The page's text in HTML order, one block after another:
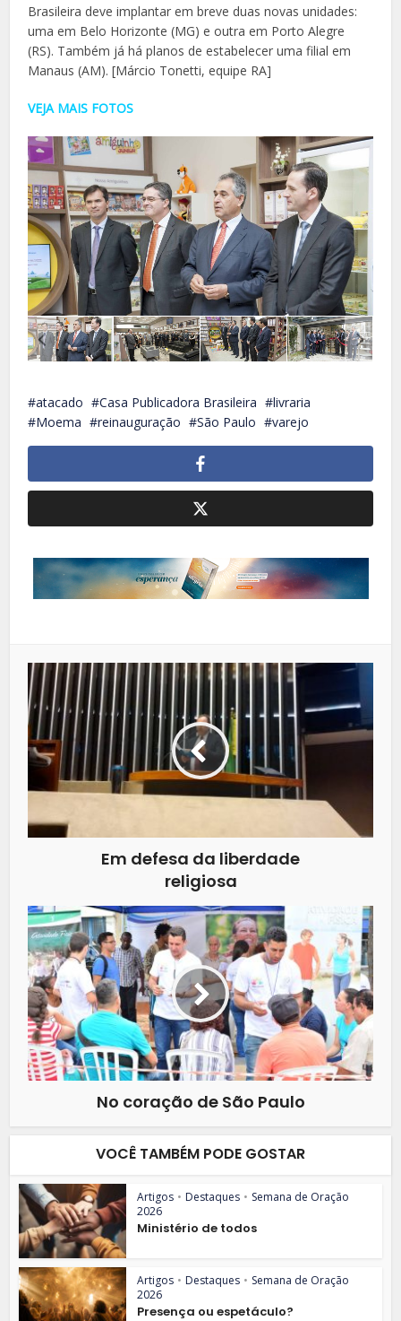
Brasileira deve implantar em breve duas novas unidades:
uma em Belo Horizonte (MG) e outra em Porto Alegre
(RS). Também já há planos de estabelecer uma filial em
Manaus (AM). [Márcio Tonetti, equipe RA]
VEJA MAIS FOTOS
atacado Casa Publicadora Brasileira
livraria
Moema
reinauguração São Paulo varejo
Em defesa da liberdade
religiosa
No coração de São Paulo
VOCÊ TAMBÉM PODE GOSTAR
Artigos • Destaques • Semana de Oração
2026
Ministério de todos
Artigos • Destaques • Semana de Oração
2026
Presença ou espetáculo?